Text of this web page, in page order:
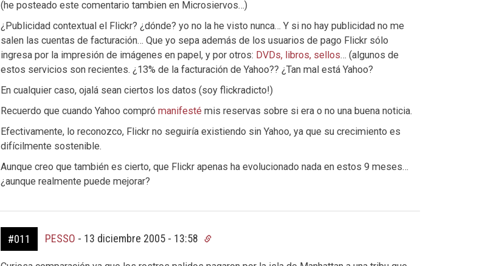
(he posteado este comentario tambien en Microsiervos…)
¿Publicidad contextual el Flickr? ¿dónde? yo no la he visto nunca… Y si no hay publicidad no me
salen las cuentas de facturación… Que yo sepa además de los usuarios de pago Flickr sólo
ingresa por la impresión de imágenes en papel, y por otros: DVDs, libros, sellos… (algunos de
estos servicios son recientes. ¿13% de la facturación de Yahoo?? ¿Tan mal está Yahoo?
En cualquier caso, ojalá sean ciertos los datos (soy flickradicto!)
Recuerdo que cuando Yahoo compró manifestémis reservas sobre si era o no una buena noticia.
Efectivamente, lo reconozco, Flickr no seguiría existiendo sin Yahoo, ya que su crecimiento es
difícilmente sostenible.
Aunque creo que también es cierto, que Flickr apenas ha evolucionado nada en estos 9 meses…
¿aunque realmente puede mejorar?
#011 PESSO - 13 diciembre 2005 - 13:58